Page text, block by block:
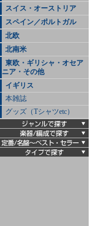
スイス・オーストリア
スペイン／ポルトガル
北欧
北南米
東欧・ギリシャ・オセア
ニア・その他
イギリス
本雑誌
グッズ（Tシャツetc）